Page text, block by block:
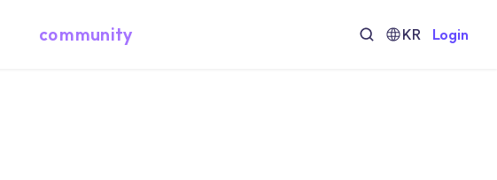
community KR Login